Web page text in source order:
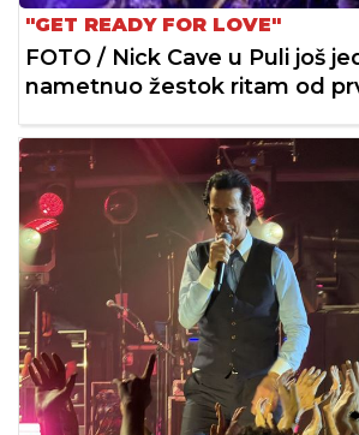
"GET READY FOR LOVE"
FOTO / Nick Cave u Puli još
nametnuo žestok ritam od